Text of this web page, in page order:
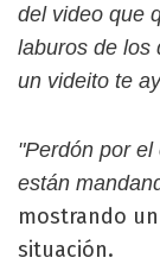
del video que
laburos de los
un videito te
"Perdón por
están
mostrando
situación.